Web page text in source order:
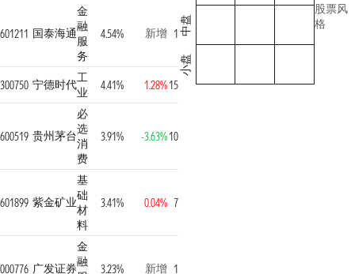
601211 国泰海通
金
融
服
务
4.54% 新增 1
300750 宁德时代工
业
4.41% 1.28%15
600519 贵州茅台
必
选
消
费
3.91% -3.63%10
601899 紫金矿业
基
础
材
料
3.41% 0.04% 7
000776 广发证券
金
融
3.23% 新增 1
中盘
小盘
股票风
格